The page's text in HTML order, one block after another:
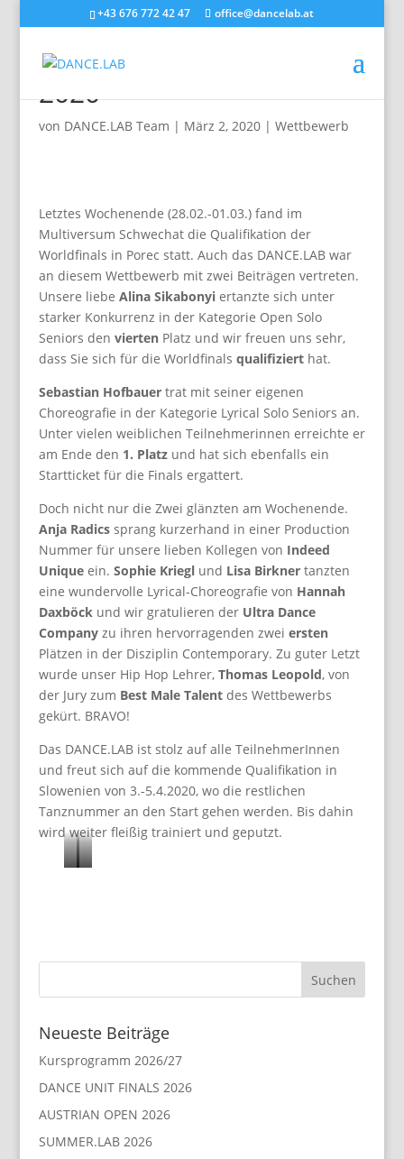
+43 676 772 42 47 office@dancelab.at
DANCESTAR SCHWECHAT
2020
von DANCE.LAB Team | März 2, 2020| Wettbewerb
Letztes Wochenende (28.02.-01.03.) fand im
Multiversum Schwechat die Qualifikation der
Worldfinals in Porec statt. Auch das DANCE.LAB war
an diesem Wettbewerb mit zwei Beiträgen vertreten.
Unsere liebe Alina Sikabonyiertanzte sich unter
starker Konkurrenz in der Kategorie Open Solo
Seniors den viertenPlatz und wir freuen uns sehr,
dass Sie sich für die Worldfinals qualifizierthat.
Sebastian Hofbauertrat mit seiner eigenen
Choreografie in der Kategorie Lyrical Solo Seniors an.
Unter vielen weiblichen Teilnehmerinnen erreichte er
am Ende den 1. Platzund hat sich ebenfalls ein
Startticket für die Finals ergattert.
Doch nicht nur die Zwei glänzten am Wochenende.
Anja Radicssprang kurzerhand in einer Production
Nummer für unsere lieben Kollegen von Indeed
Uniqueein. Sophie Krieglund Lisa Birknertanzten
eine wundervolle Lyrical-Choreografie von Hannah
Daxböckund wir gratulieren der Ultra Dance
Companyzu ihren hervorragenden zwei ersten
Plätzen in der Disziplin Contemporary. Zu guter Letzt
wurde unser Hip Hop Lehrer,Thomas Leopold, von
der Jury zum Best Male Talentdes Wettbewerbs
gekürt. BRAVO!
Das DANCE.LAB ist stolz auf alle TeilnehmerInnen
und freut sich auf die kommende Qualifikation in
Slowenien von 3.-5.4.2020, wo die restlichen
Tanznummer an den Start gehen werden. Bis dahin
wird weiter fleißig trainiert und geputzt.
A
a
k
a
b
S
s
a
n
H
Neueste Beiträge
Kursprogramm 2026/27
DANCE UNIT FINALS 2026
AUSTRIAN OPEN 2026
SUMMER.LAB 2026